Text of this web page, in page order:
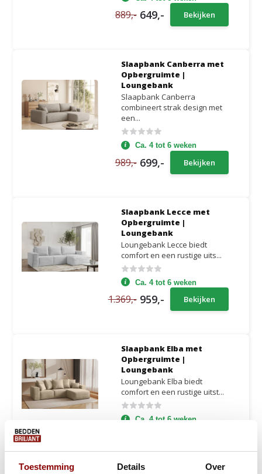
Toestemming Details Over
889,- 649,- Bekijken
Slaapbank Canberra met
Opbergruimte |
Loungebank
Slaapbank Canberra
combineert strak design met
een...
Ca. 4 tot 6 weken
989,- 699,- Bekijken
Slaapbank Lecce met
Opbergruimte |
Loungebank
Loungebank Lecce biedt
comfort en een rustige uits...
Ca. 4 tot 6 weken
1.369,- 959,- Bekijken
Slaapbank Elba met
Opbergruimte |
Loungebank
Loungebank Elba biedt
comfort en een rustige uitst...
Ca. 4 tot 6 weken